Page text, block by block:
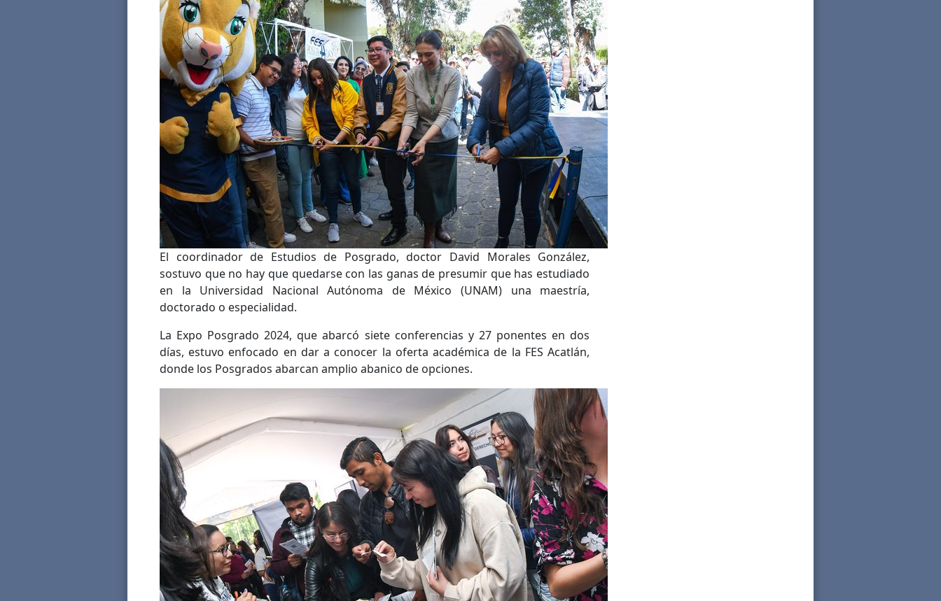
El coordinador de Estudios de Posgrado, doctor David Morales González,
sostuvo que no hay que quedarse con las ganas de presumir que has estudiado
en la Universidad Nacional Autónoma de México (UNAM) una maestría,
doctorado o especialidad.
La Expo Posgrado 2024, que abarcó siete conferencias y 27 ponentes en dos
días, estuvo enfocado en dar a conocer la oferta académica de la FES Acatlán,
donde los Posgrados abarcan amplio abanico de opciones.